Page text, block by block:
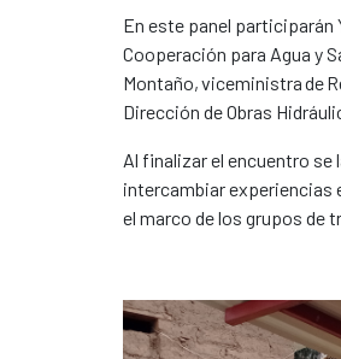
En este panel participarán
Cooperación para Agua y
Montaño, viceministra de
Dirección de Obras
Al finalizar el encuentro se
intercambiar experiencias
el marco de los grupos de